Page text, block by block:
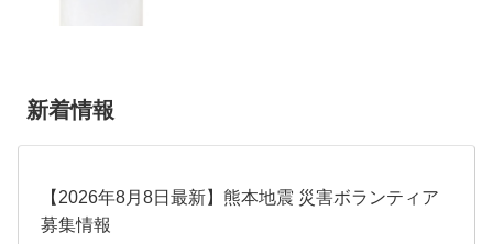
新着情報
【2026年8月8日最新】熊本地震 災害ボランティア
募集情報